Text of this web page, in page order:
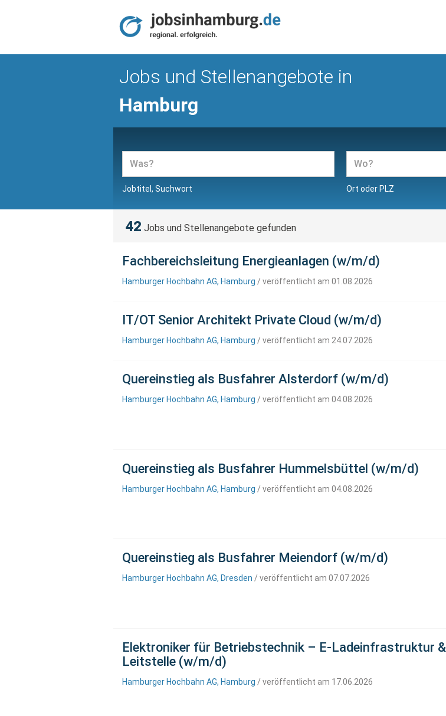
Jobs und Stellenangebote in
Hamburg
Jobtitel, Suchwort Ort oder PLZ
42 Jobs und Stellenangebote gefunden
Fachbereichsleitung Energieanlagen (w/m/d)
Hamburger Hochbahn AG, Hamburg / veröffentlicht am 01.08.2026
IT/OT Senior Architekt Private Cloud (w/m/d)
Hamburger Hochbahn AG, Hamburg / veröffentlicht am 24.07.2026
Quereinstieg als Busfahrer Alsterdorf (w/m/d)
Hamburger Hochbahn AG, Hamburg / veröffentlicht am 04.08.2026
Quereinstieg als Busfahrer Hummelsbüttel (w/m/d)
Hamburger Hochbahn AG, Hamburg / veröffentlicht am 04.08.2026
Quereinstieg als Busfahrer Meiendorf (w/m/d)
Hamburger Hochbahn AG, Dresden / veröffentlicht am 07.07.2026
Elektroniker für Betriebstechnik – E-Ladeinfrastruktur &
Leitstelle (w/m/d)
Hamburger Hochbahn AG, Hamburg / veröffentlicht am 17.06.2026